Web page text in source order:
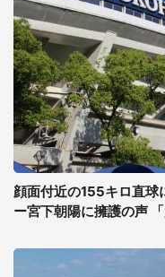
顔面付近の155キロ直球
ー宮下朝陽に擁護の声